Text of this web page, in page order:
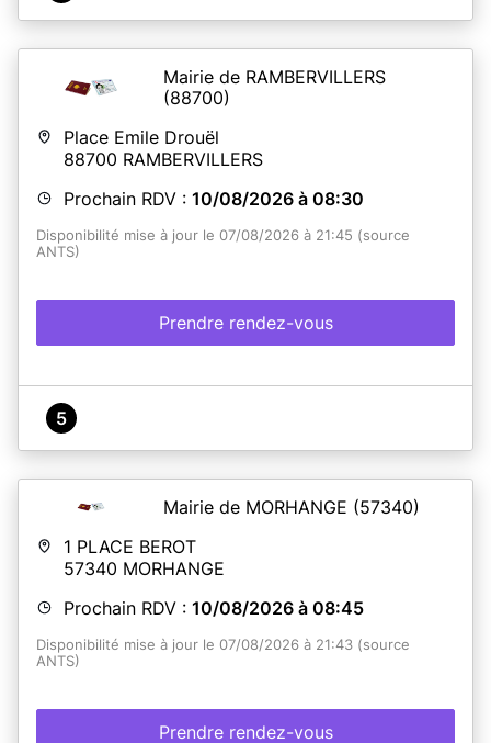
En savoir plus
Mairie de RAMBERVILLERS
(88700)
Place Emile Drouël
88700 RAMBERVILLERS
Prochain RDV : 10/08/2026 à 08:30
Disponibilité mise à jour le 07/08/2026 à 21:45 (source
ANTS)
Prendre rendez-vous
5
Mairie de MORHANGE (57340)
1 PLACE BEROT
57340 MORHANGE
Prochain RDV : 10/08/2026 à 08:45
Disponibilité mise à jour le 07/08/2026 à 21:43 (source
ANTS)
Prendre rendez-vous